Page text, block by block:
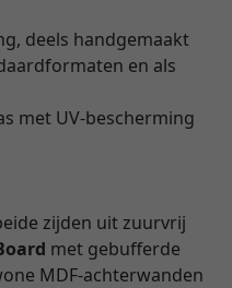
deels handgemaakt
en als
met UV-bescherming
zijden uit zuurvrij
met gebufferde
MDF-achterwanden